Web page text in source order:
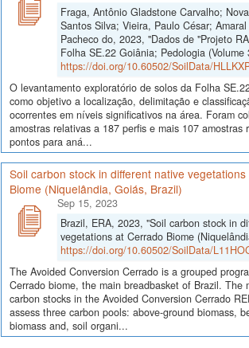
Fraga, Antônio Gladstone Carvalho;
Santos Silva; Vieira, Paulo César;
Pacheco do, 2023, "Dados de "Projeto
Folha SE.22 Goiânia; Pedologia (Volume
https://doi.org/10.60502/SoilData/HLLKXP
O levantamento exploratório de solos da Folha
como objetivo a localização, delimitação e
ocorrentes em níveis significativos na área. Foram
amostras relativas a 187 perfis e mais 107 amostras
pontos para aná...
Soil carbon stock in different native
Biome (Niquelândia, Goiás, Brazil)
Sep 15, 2023
Brazil, ERA, 2023, "Soil carbon stock in
vegetations at Cerrado Biome
https://doi.org/10.60502/SoilData/
The Avoided Conversion Cerrado is a grouped
Cerrado biome, the main breadbasket of Brazil. The
carbon stocks in the Avoided Conversion Cerrado
assess three carbon pools: above-ground biomass,
biomass and, soil organi...